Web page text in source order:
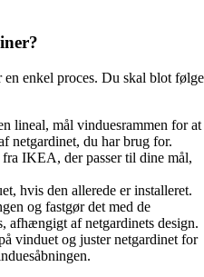
enkel proces. Du skal blot følge
lineal, mål vinduesrammen for at
netgardinet, du har brug for.
IKEA, der passer til dine mål,
hvis den allerede er installeret.
og fastgør det med de
afhængigt af netgardinets design.
vinduet og juster netgardinet for